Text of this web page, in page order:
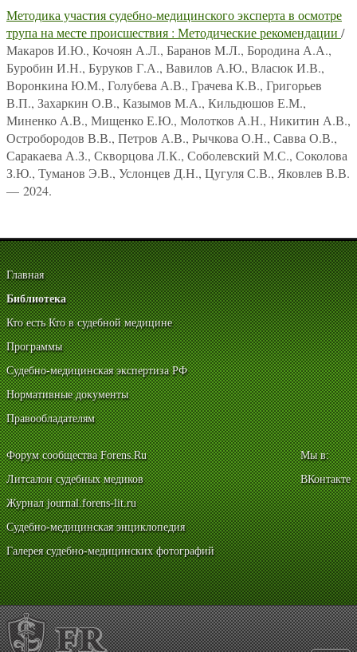
Методика участия судебно-медицинского эксперта в осмотре
трупа на месте происшествия : Методические рекомендации /
Макаров И.Ю., Кочоян А.Л., Баранов М.Л., Бородина А.А.,
Буробин И.Н., Буруков Г.А., Вавилов А.Ю., Власюк И.В.,
Воронкина Ю.М., Голубева А.В., Грачева К.В., Григорьев
В.П., Захаркин О.В., Казымов М.А., Кильдюшов Е.М.,
Миненко А.В., Мищенко Е.Ю., Молотков А.Н., Никитин А.В.,
Остробородов В.В., Петров А.В., Рычкова О.Н., Савва О.В.,
Саракаева А.З., Скворцова Л.К., Соболевский М.С., Соколова
З.Ю., Туманов Э.В., Услонцев Д.Н., Цугуля С.В., Яковлев В.В.
— 2024.
Главная
Библиотека
Кто есть Кто в судебной медицине
Программы
Судебно-медицинская экспертиза РФ
Нормативные документы
Правообладателям
Форум сообщества Forens.Ru
Литсалон судебных медиков
Журнал journal.forens-lit.ru
Судебно-медицинская энциклопедия
Галерея судебно-медицинских фотографий
Мы в:
ВКонтакте